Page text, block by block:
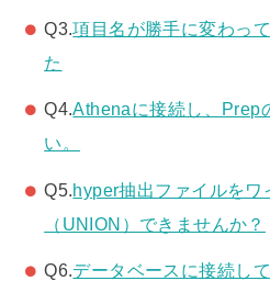
Q3.項目名が勝手に変わっ
た
Q4.Athenaに接続し、Prep
い。
Q5.hyper抽出ファイルをワ
（UNION）できませんか？
Q6.データベースに接続し